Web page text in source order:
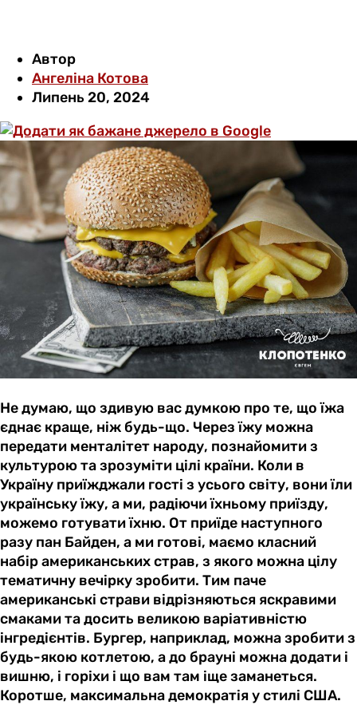
Автор
Ангеліна Котова
Липень 20, 2024
Не думаю, що здивую вас думкою про те, що їжа
єднає краще, ніж будь-що. Через їжу можна
передати менталітет народу, познайомити з
культурою та зрозуміти цілі країни. Коли в
Україну приїжджали гості з усього світу, вони їли
українську їжу, а ми, радіючи їхньому приїзду,
можемо готувати їхню. От приїде наступного
разу пан Байден, а ми готові, маємо класний
набір американських страв, з якого можна цілу
тематичну вечірку зробити. Тим паче
американські страви відрізняються яскравими
смаками та досить великою варіативністю
інгредієнтів. Бургер, наприклад, можна зробити з
будь-якою котлетою, а до брауні можна додати і
вишню, і горіхи і що вам там іще заманеться.
Коротше, максимальна демократія у стилі США.